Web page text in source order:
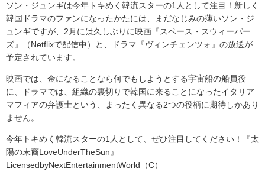
ソン・ジュンギは今年トキめく韓流スターの1人として注目！新しく
韓国ドラマのファンになったかたには、まだなじみの薄いソン・ジ
ュンギですが、2月には久しぶりに映画『スペース・スウィーパー
ズ』（Netflixで配信中）と、ドラマ『ヴィンチェンツォ』の放送が
予定されています。
映画では、金になることなら何でもしようとする宇宙船の船員役
に、ドラマでは、組織の裏切りで韓国に来ることになったイタリア
マフィアの弁護士という、まったく異なる2つの役柄に期待しかあり
ません。
今年トキめく韓流スターの1人として、ぜひ注目してください！『太
陽の末裔LoveUnderTheSun』
LicensedbyNextEntertainmentWorld（C）